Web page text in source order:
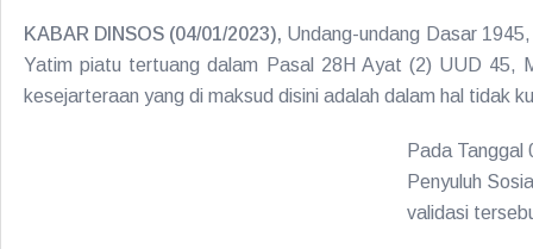
KABAR DINSOS (04/01/2023), Undang-undang Dasar
Yatim piatu tertuang dalam Pasal 28H Ayat (2) UUD 45,
kesejarteraan yang di maksud disini adalah dalam hal tidak
Pada Tanggal
Penyuluh
validasi